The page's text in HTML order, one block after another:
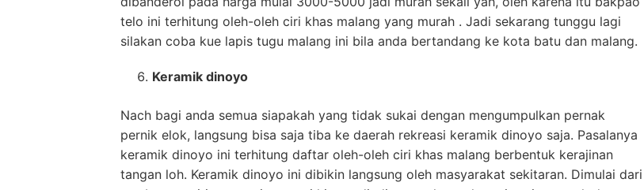
telo ini terhitung oleh-oleh ciri khas malang yang murah . Jadi sekarang tunggu lagi
silakan coba kue lapis tugu malang ini bila anda bertandang ke kota batu dan malang.
Keramik dinoyo
Nach bagi anda semua siapakah yang tidak sukai dengan mengumpulkan pernak
pernik elok, langsung bisa saja tiba ke daerah rekreasi keramik dinoyo saja. Pasalanya
keramik dinoyo ini terhitung daftar oleh-oleh ciri khas malang berbentuk kerajinan
tangan loh. Keramik dinoyo ini dibikin langsung oleh masyarakat sekitaran. Dimulai dari